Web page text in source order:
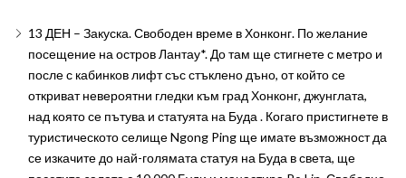
13 ДЕН – Закуска. Свободен време в Хонконг. По желание
посещение на остров Лантау*. До там ще стигнете с метро и
после с кабинков лифт със стъклено дъно, от който се
откриват невероятни гледки към град Хонконг, джунглата,
над която се пътува и статуята на Буда . Когаго пристигнете в
туристическото селище Ngong Ping ще имате възможност да
се изкачите до най-голямата статуя на Буда в света, ще